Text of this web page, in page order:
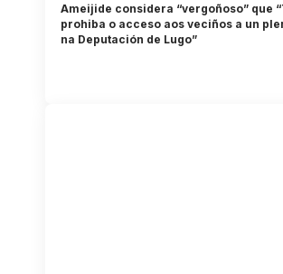
Ameijide considera “vergoñoso” que
prohiba o acceso aos veciños a un
na Deputación de Lugo”